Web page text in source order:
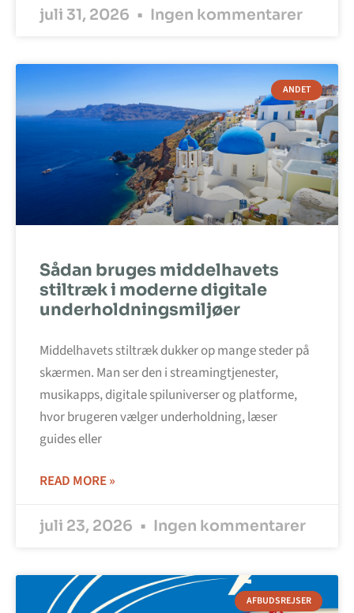
juli 31, 2026 Ingen kommentarer
ANDET
Sådan bruges middelhavets
stiltræk i moderne digitale
underholdningsmiljøer
Middelhavets stiltræk dukker op mange steder på
skærmen. Man ser den i streamingtjenester,
musikapps, digitale spiluniverser og platforme,
hvor brugeren vælger underholdning, læser
guides eller
READ MORE »
juli 23, 2026 Ingen kommentarer
AFBUDSREJSER